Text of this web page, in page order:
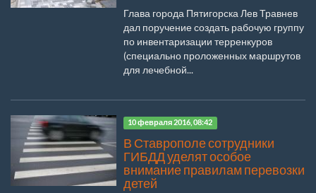
Глава города Пятигорска Лев Травнев
дал поручение создать рабочую группу
по инвентаризации терренкуров
(специально проложенных маршрутов
для лечебной...
10 февраля 2016, 08:42
В Ставрополе сотрудники
ГИБДД уделят особое
внимание правилам перевозки
детей